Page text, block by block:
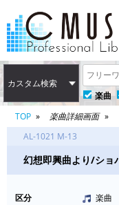
カスタム検索
楽曲
TOP
楽曲詳細画面
AL-1021 M-13
幻想即興曲より/ショ
区分
楽曲